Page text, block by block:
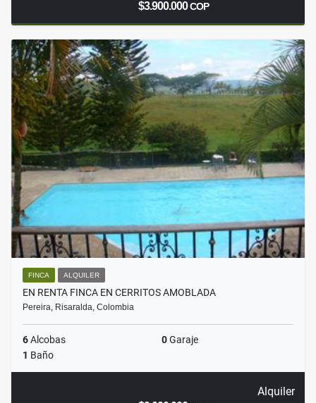
$3.900.000COP
FINCA ALQUILER
EN RENTA FINCA EN CERRITOS AMOBLADA
Pereira, Risaralda, Colombia
6Alcobas 0Garaje
1 Baño
Alquiler